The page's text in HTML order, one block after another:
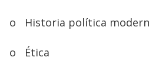
o Historia política
o Ética